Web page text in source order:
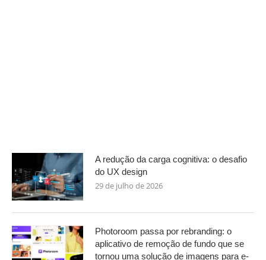
A redução da carga cognitiva: o desafio
do UX design
29 de julho de 2026
Photoroom passa por rebranding: o
aplicativo de remoção de fundo que se
tornou uma solução de imagens para e-